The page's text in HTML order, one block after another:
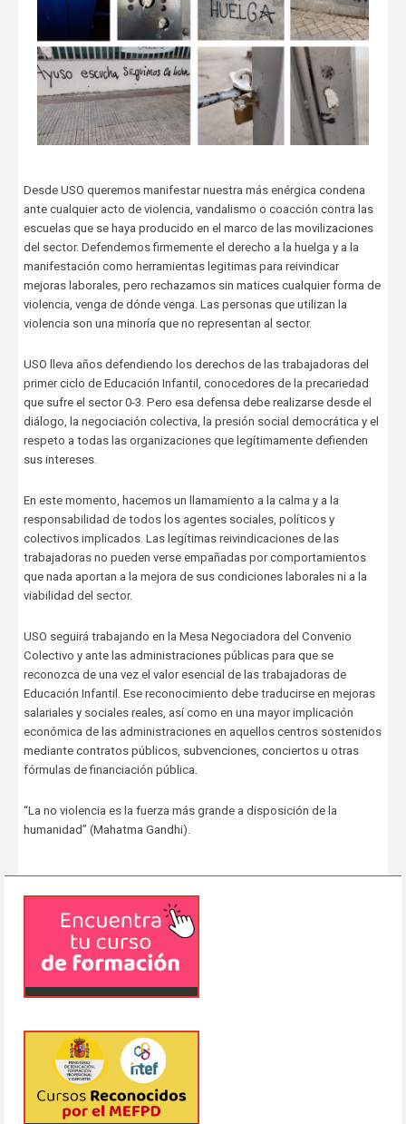
Desde USO queremos manifestar nuestra más enérgica condena
ante cualquier acto de violencia, vandalismo o coacción contra las
escuelas que se haya producido en el marco de las movilizaciones
del sector. Defendemos firmemente el derecho a la huelga y a la
manifestación como herramientas legitimas para reivindicar
mejoras laborales, pero rechazamos sin matices cualquier forma de
violencia, venga de dónde venga. Las personas que utilizan la
violencia son una minoría que no representan al sector.
USO lleva años defendiendo los derechos de las trabajadoras del
primer ciclo de Educación Infantil, conocedores de la precariedad
que sufre el sector 0-3. Pero esa defensa debe realizarse desde el
diálogo, la negociación colectiva, la presión social democrática y el
respeto a todas las organizaciones que legítimamente defienden
sus intereses.
En este momento, hacemos un llamamiento a la calma y a la
responsabilidad de todos los agentes sociales, políticos y
colectivos implicados. Las legítimas reivindicaciones de las
trabajadoras no pueden verse empañadas por comportamientos
que nada aportan a la mejora de sus condiciones laborales ni a la
viabilidad del sector.
USO seguirá trabajando en la Mesa Negociadora del Convenio
Colectivo y ante las administraciones públicas para que se
reconozca de una vez el valor esencial de las trabajadoras de
Educación Infantil. Ese reconocimiento debe traducirse en mejoras
salariales y sociales reales, así como en una mayor implicación
económica de las administraciones en aquellos centros sostenidos
mediante contratos públicos, subvenciones, conciertos u otras
fórmulas de financiación pública.
“La no violencia es la fuerza más grande a disposición de la
humanidad” (Mahatma Gandhi).